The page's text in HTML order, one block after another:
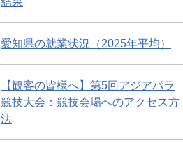
愛知県の就業状況（2025年平均）
【観客の皆様へ】第5回アジアパラ
競技大会：競技会場へのアクセス方
法